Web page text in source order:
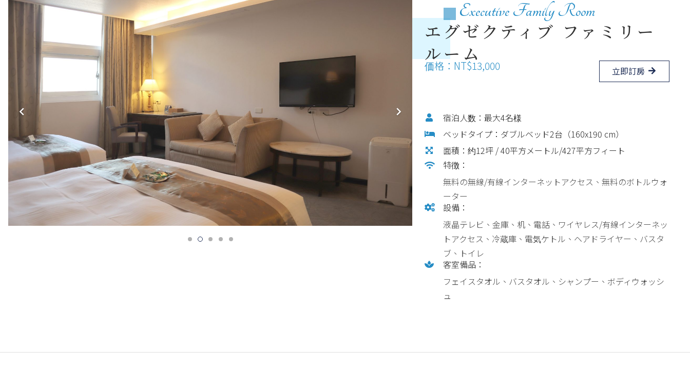
Executive Family Room
エグゼクティブ ファミリー
ルーム
立即訂房
価格：NT$13,000
宿泊人数：最大4名様
ベッドタイプ：ダブルベッド2台（160x190 cm）
面積：约12坪 / 40平方メートル/427平方フィート
特徴：
無料の無線/有線インターネットアクセス、無料のボトルウォ
ーター
設備：
液晶テレビ、金庫、机、電話、ワイヤレス/有線インターネッ
トアクセス、冷蔵庫、電気ケトル、ヘアドライヤー、バスタ
ブ、トイレ
客室備品：
フェイスタオル、バスタオル、シャンプー、ボディウォッシ
ュ